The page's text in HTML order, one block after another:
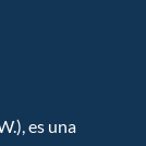
es una